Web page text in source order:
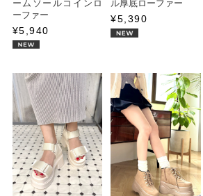
ームソールコインロ
ーファー
¥5,940
ル厚底ローファー
¥5,390